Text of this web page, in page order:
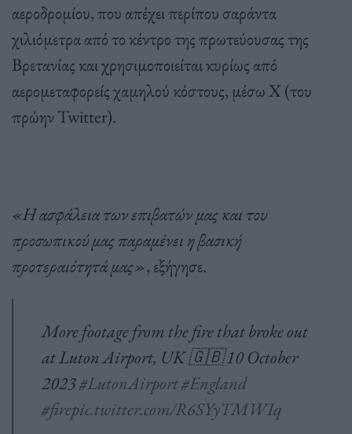
αεροδρομίου, που απέχει περίπου σαράντα
χιλιόμετρα από το κέντρο της πρωτεύουσας της
Βρετανίας και χρησιμοποιείται κυρίως από
αερομεταφορείς χαμηλού κόστους, μέσω X (του
πρώην Twitter).
«Η ασφάλεια των επιβατών μας και του
προσωπικού μας παραμένει η βασική
προτεραιότητά μας», εξήγησε.
More footage from the fire that broke out
at Luton Airport, UK 🇬🇧 10 October
2023#LutonAirport#England
#firepic.twitter.com/R6SYyTMWIq